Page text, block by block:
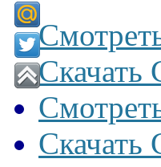
Скачать
Скачать